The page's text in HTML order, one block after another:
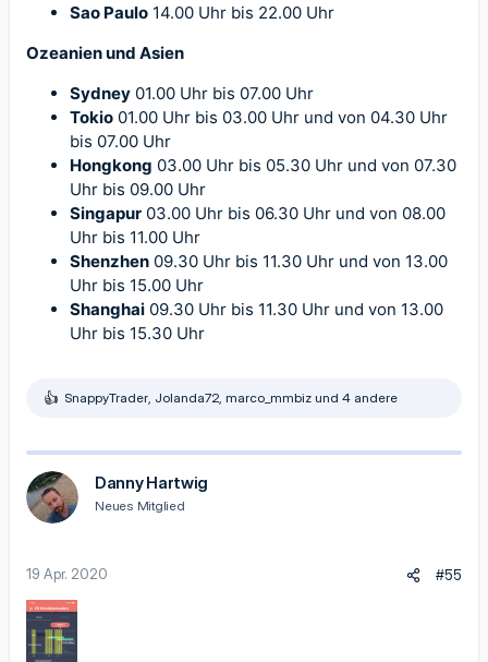
Sao Paulo 14.00 Uhr bis 22.00 Uhr
Ozeanien und Asien
Sydney 01.00 Uhr bis 07.00 Uhr
Tokio 01.00 Uhr bis 03.00 Uhr und von 04.30 Uhr
bis 07.00 Uhr
Hongkong 03.00 Uhr bis 05.30 Uhr und von 07.30
Uhr bis 09.00 Uhr
Singapur 03.00 Uhr bis 06.30 Uhr und von 08.00
Uhr bis 11.00 Uhr
Shenzhen 09.30 Uhr bis 11.30 Uhr und von 13.00
Uhr bis 15.00 Uhr
Shanghai 09.30 Uhr bis 11.30 Uhr und von 13.00
Uhr bis 15.30 Uhr
R
k
t
i
o
n
:
SnappyTrader Jolanda72 marco_mmbiz und 4 andere
Danny Hartwig
Neues Mitglied
19 Apr. 2020 #55